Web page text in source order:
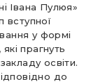
Івана Пулюя»
вступної
у формі
прагнуть
освіти.
до